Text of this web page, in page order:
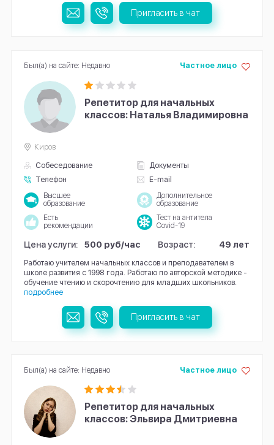
Пригласить в чат
Репетитор для начальных
классов: Наталья Владимировна
Собеседование
Документы
Телефон
E-mail
Частное лицо
Киров
Высшее
образование
Дополнительное
образование
Есть
рекомендации
Тест на антитела
Covid-19
Цена услуги: 500 руб/час Возраст: 49 лет
Работаю учителем начальных классов и преподавателем в
школе развития с 1998 года. Работаю по авторской методике -
обучение чтению и скорочтению для младших школьников.
подробнее
Был(а) на сайте: Недавно
Пригласить в чат
Репетитор для начальных
классов: Эльвира Дмитриевна
Частное лицо
Был(а) на сайте: Недавно